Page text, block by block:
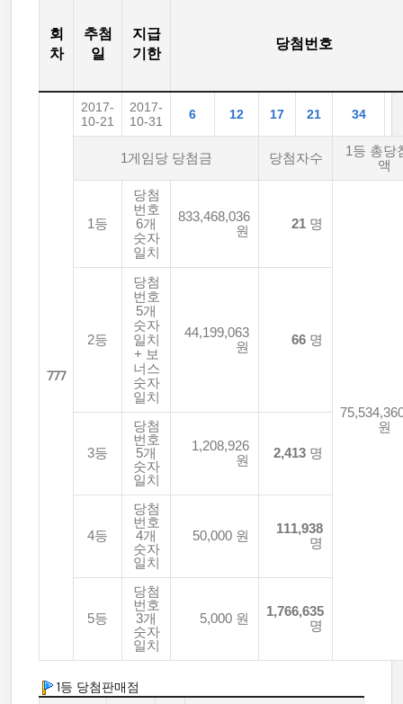
회
차
추첨
일
지급
기한
당첨번호
777
2017-
10-21
2017-
10-31
6 12 17 21 34
1게임당 당첨금 당첨자수
1등 총당
액
1등
당첨
번호
6개
숫자
일치
833,468,036
원
21 명
원
2등
당첨
번호
5개
숫자
일치
+ 보
너스
숫자
일치
44,199,063
원
66 명
3등
당첨
번호
5개
숫자
일치
1,208,926
원
2,413 명
4등
당첨
번호
4개
숫자
일치
50,000 원
111,938
명
5등
당첨
번호
3개
숫자
일치
5,000 원
1,766,635
명
1등 당첨판매점